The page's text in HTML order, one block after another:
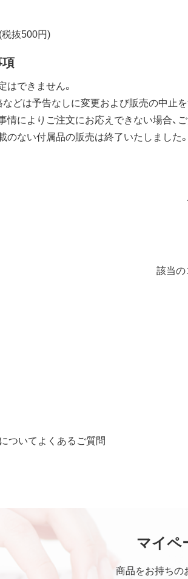
税抜500円)
はできません。
などは予告なしに変更および販売の中止
情によりご注文にお応えできない場合、
のない付属品の販売は終了いたしました
該当の
ついてよくあるご質問
マイペ
商品をお持ちの